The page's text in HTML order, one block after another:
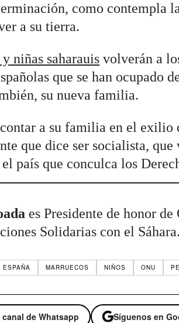
como contempla
a su tierra.
niñas saharauis volverán a
que se han ocupado
su nueva familia.
a su familia en el exilio
que dice ser socialista,
el país que conculca los
es Presidente de honor
Solidarias con el Sáhara.
ESPAÑA MARRUECOS NIÑOS ONU
canal de Whatsapp Síguenos en